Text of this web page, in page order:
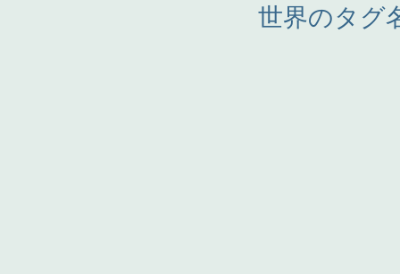
世界のタグ